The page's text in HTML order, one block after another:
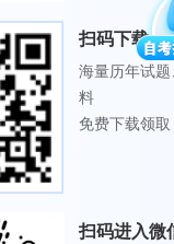
扫码下载
海量历年试题
料
免费下载领取
扫码进入微